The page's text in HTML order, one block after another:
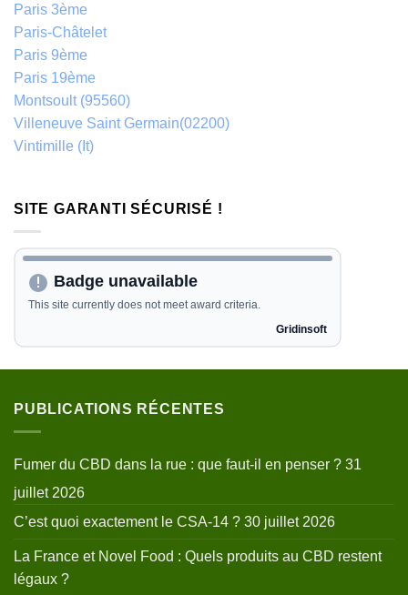
Paris 3ème
Paris-Châtelet
Paris 9ème
Paris 19ème
Montsoult (95560)
Villeneuve Saint Germain(02200)
Vintimille (It)
SITE GARANTI SÉCURISÉ !
PUBLICATIONS RÉCENTES
Fumer du CBD dans la rue : que faut-il en penser ? 31
juillet 2026
C’est quoi exactement le CSA-14 ? 30 juillet 2026
La France et Novel Food : Quels produits au CBD restent
légaux ?